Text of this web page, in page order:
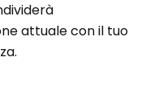
attuale con il tuo